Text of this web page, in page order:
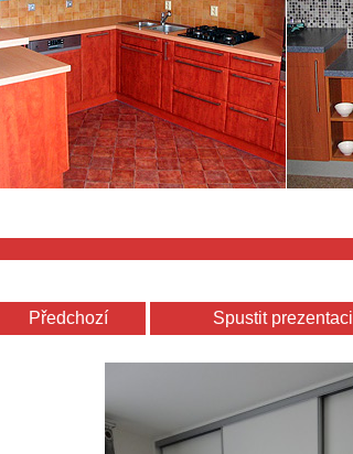
Předchozí Spustit prezentaci